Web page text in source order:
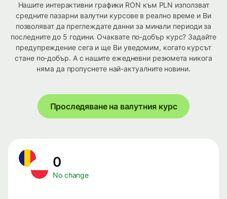
Нашите интерактивни графики RON към PLN използват
средните пазарни валутни курсове в реално време и Ви
позволяват да преглеждате данни за минали периоди за
последните до 5 години. Очаквате по-добър курс? Задайте
предупреждение сега и ще Ви уведомим, когато курсът
стане по-добър. А с нашите ежедневни резюмета никога
няма да пропуснете най-актуалните новини.
Проследяване на валутния курс
0
No change